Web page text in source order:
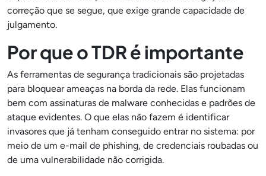
correção que se segue, que exige grande capacidade de
julgamento.
Por que o TDR é importante
As ferramentas de segurança tradicionais são projetadas
para bloquear ameaças na borda da rede. Elas funcionam
bem com assinaturas de malware conhecidas e padrões de
ataque evidentes. O que elas não fazem é identificar
invasores que já tenham conseguido entrar no sistema: por
meio de um e-mail de phishing, de credenciais roubadas ou
de uma vulnerabilidade não corrigida.